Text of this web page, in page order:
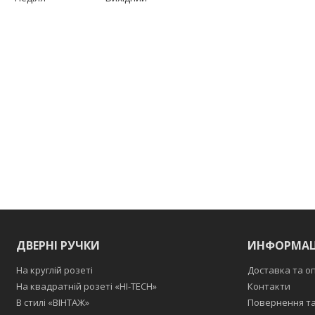
ДВЕРНІ РУЧКИ
На круглій розеті
На квадратній розеті «HI-TECH»
В стилі «ВІНТАЖ»
Доставка та
Контакти
Повернення